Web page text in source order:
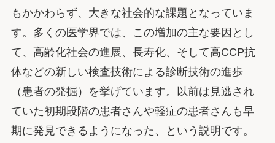
もかかわらず、大きな社会的な課題となっていま
す。多くの医学界では、この増加の主な要因とし
て、高齢化社会の進展、長寿化、そして高CCP抗
体などの新しい検査技術による診断技術の進歩
（患者の発掘）を挙げています。以前は見逃され
ていた初期段階の患者さんや軽症の患者さんも早
期に発見できるようになった、という説明です。